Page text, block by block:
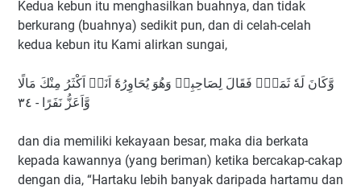
Kedua kebun itu menghasilkan buahnya, dan tidak
berkurang (buahnya) sedikit pun, dan di celah-celah
kedua kebun itu Kami alirkan sungai,
وَّكَانَ لَهٗ ثَمَرٌۚ فَقَالَ لِصَاحِبِهٖ وَهُوَ يُحَاوِرُهٗٓ اَنَا۠ اَكْثَرُ مِنْكَ مَالًا
وَّاَعَزُّ نَفَرًا - ٣٤
dan dia memiliki kekayaan besar, maka dia berkata
kepada kawannya (yang beriman) ketika bercakap-cakap
dengan dia, “Hartaku lebih banyak daripada hartamu dan